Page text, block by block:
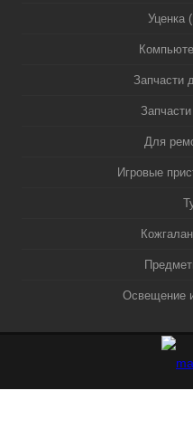
Уценка
Запчасти
Для
Игровые
Освещение